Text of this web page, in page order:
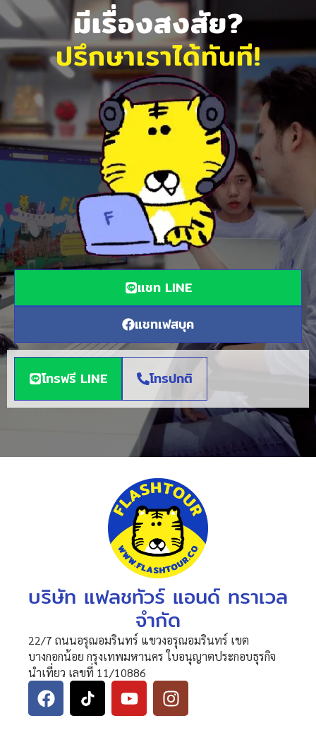
มีเรื่องสงสัย?
ปรึกษาเราได้ทันที!
แชท LINE
แชทเฟสบุค
โทรฟรี LINE โทรปกติ
บริษัท แฟลชทัวร์ แอนด์ ทราเวล
จำกัด
22/7 ถนนอรุณอมรินทร์ แขวงอรุณอมรินทร์ เขต
บางกอกน้อย กรุงเทพมหานคร ใบอนุญาตประกอบธุรกิจ
นำเที่ยว เลขที่ 11/10886